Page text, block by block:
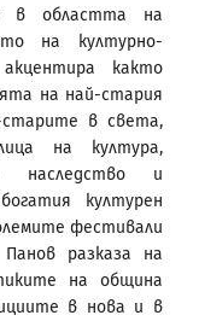
в областта на
на културно-
както
на най-стария
в света,
на култура,
наследство и
културен
фестивали
разказа на
на община
в нова и в